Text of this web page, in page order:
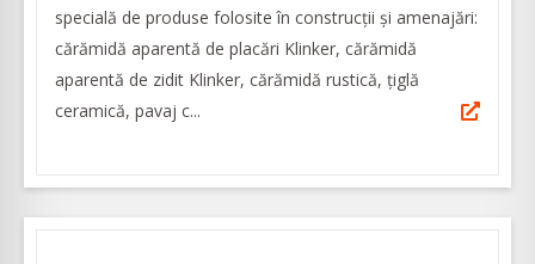
specială de produse folosite în construcții și amenajări:
cărămidă aparentă de placări Klinker, cărămidă
aparentă de zidit Klinker, cărămidă rustică, țiglă
ceramică, pavaj c...